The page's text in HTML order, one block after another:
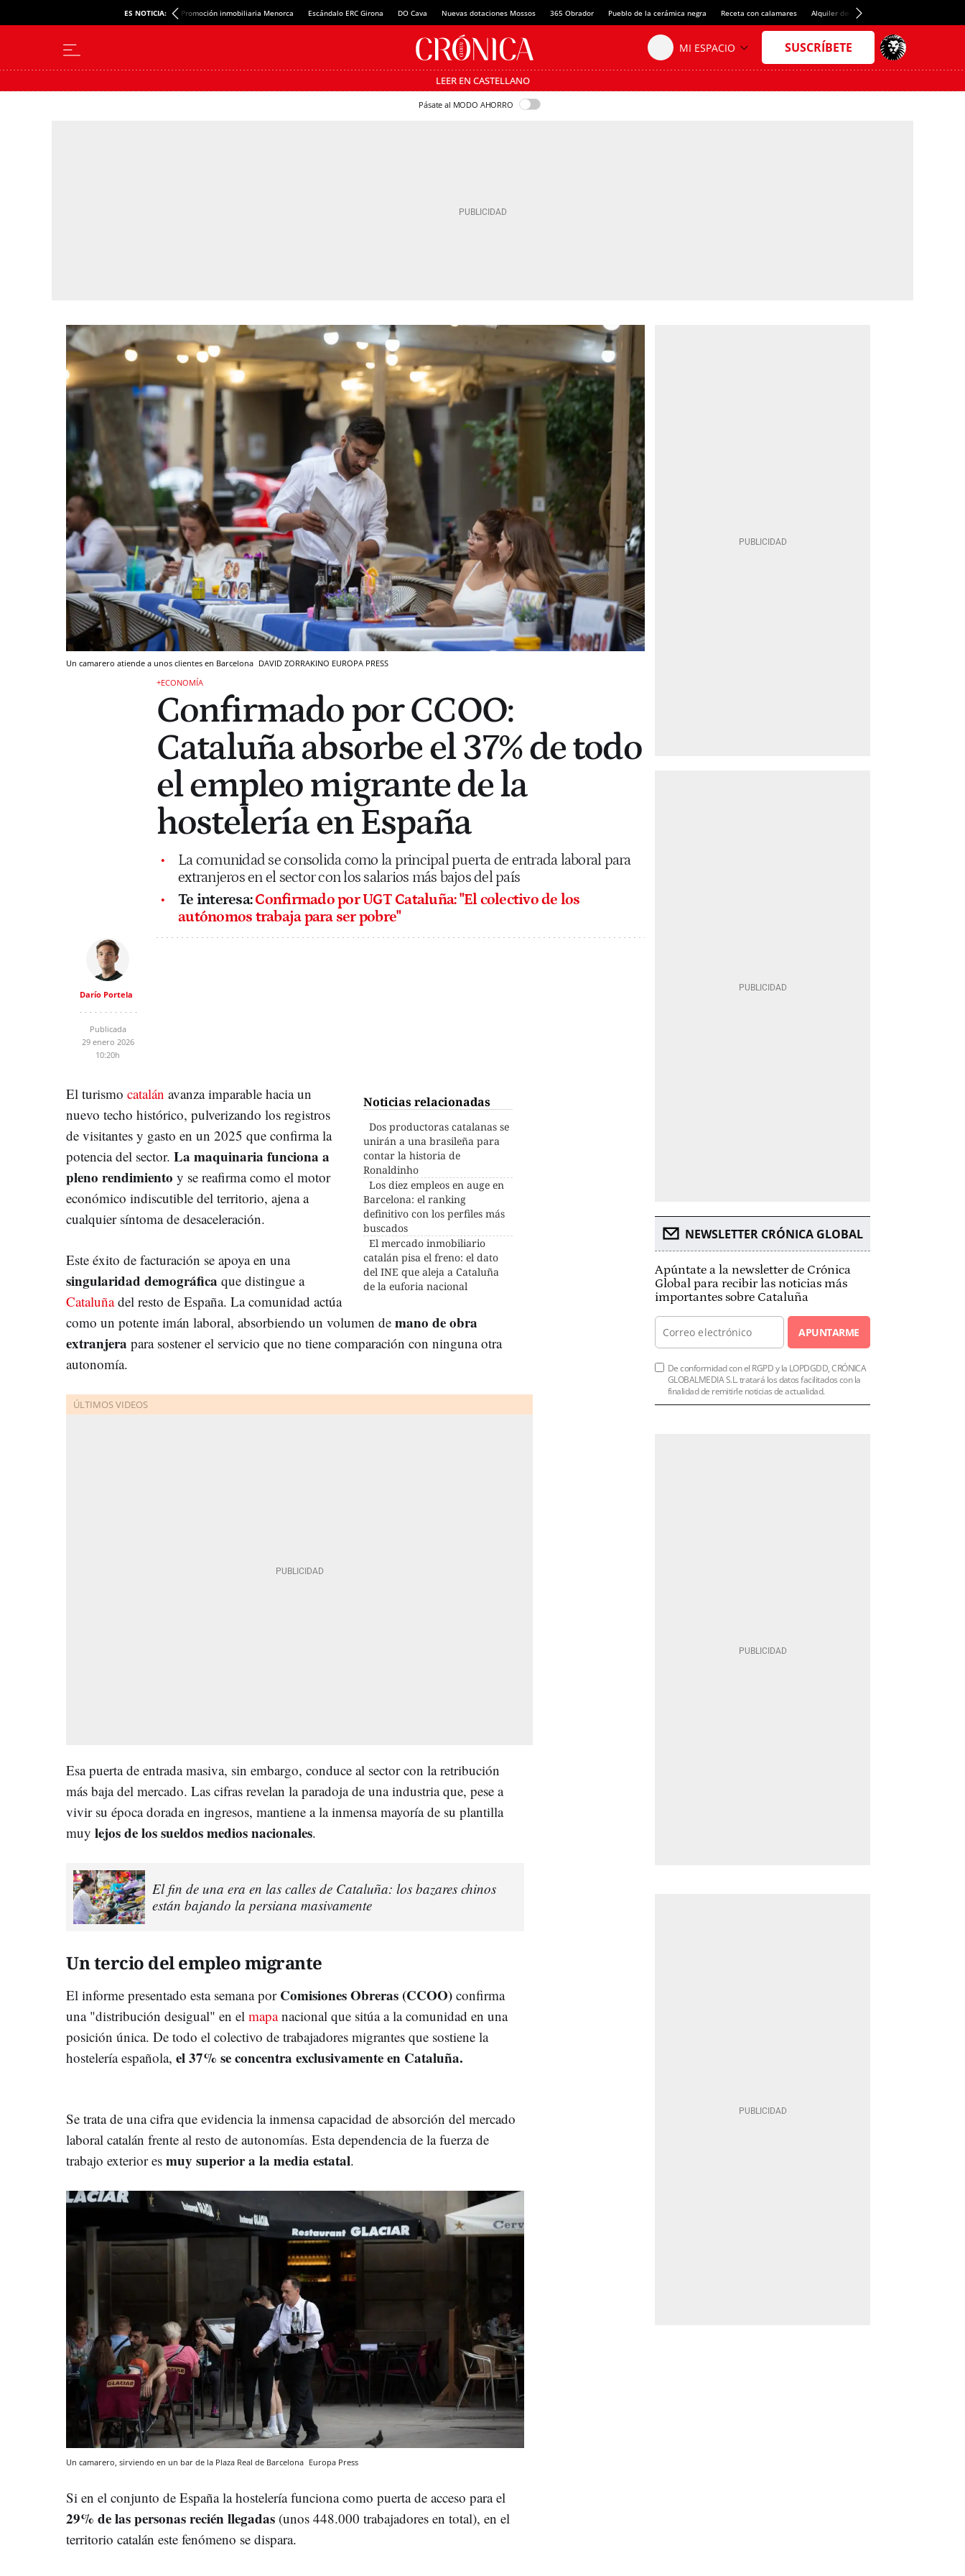
ES NOTICIA: Promoción inmobiliaria Menorca Escándalo ERC Girona DO Cava Nuevas dotaciones Mossos 365 Obrador Pueblo de la cerámica negra Receta con calamares Alquiler de habitaciones en España
LEER EN CASTELLANO
Pásate al MODO AHORRO
Un camarero atiende a unos clientes en Barcelona DAVID ZORRAKINO EUROPA PRESS
+ECONOMÍA
Confirmado por CCOO:
Cataluña absorbe el 37% de todo
el empleo migrante de la
hostelería en España
La comunidad se consolida como la principal puerta de entrada laboral para
extranjeros en el sector con los salarios más bajos del país
Te interesa:Confirmado por UGT Cataluña: "El colectivo de los
autónomos trabaja para ser pobre"
Darío Portela
Publicada
29 enero 2026
10:20h
Noticias relacionadas
Dos productoras catalanas se
unirán a una brasileña para
contar la historia de
Ronaldinho
Los diez empleos en auge en
Barcelona: el ranking
definitivo con los perfiles más
buscados
El mercado inmobiliario
catalán pisa el freno: el dato
del INE que aleja a Cataluña
de la euforia nacional
El turismo catalán avanza imparable hacia un
nuevo techo histórico, pulverizando los registros
de visitantes y gasto en un 2025 que confirma la
potencia del sector. La maquinaria funciona a
pleno rendimiento y se reafirma como el motor
económico indiscutible del territorio, ajena a
cualquier síntoma de desaceleración.
Este éxito de facturación se apoya en una
singularidad demográfica que distingue a
Cataluñadel resto de España. La comunidad actúa
como un potente imán laboral, absorbiendo un volumen de mano de obra
extranjera para sostener el servicio que no tiene comparación con ninguna otra
autonomía.
Esa puerta de entrada masiva, sin embargo, conduce al sector con la retribución
más baja del mercado. Las cifras revelan la paradoja de una industria que, pese a
vivir su época dorada en ingresos, mantiene a la inmensa mayoría de su plantilla
muy lejos de los sueldos medios nacionales.
El fin de una era en las calles de Cataluña: los bazares chinos
están bajando la persiana masivamente
Un tercio del empleo migrante
El informe presentado esta semana por Comisiones Obreras (CCOO) confirma
una "distribución desigual" en el mapanacional que sitúa a la comunidad en una
posición única. De todo el colectivo de trabajadores migrantes que sostiene la
hostelería española, el 37% se concentra exclusivamente en Cataluña.
Se trata de una cifra que evidencia la inmensa capacidad de absorción del mercado
laboral catalán frente al resto de autonomías. Esta dependencia de la fuerza de
trabajo exterior es muy superior a la media estatal.
Un camarero, sirviendo en un bar de la Plaza Real de Barcelona Europa Press
Si en el conjunto de España la hostelería funciona como puerta de acceso para el
29% de las personas recién llegadas (unos 448.000 trabajadores en total), en el
territorio catalán este fenómeno se dispara.
NEWSLETTER CRÓNICA GLOBAL
Apúntate a la newsletter de Crónica
Global para recibir las noticias más
importantes sobre Cataluña
APUNTARME
De conformidad con el RGPD y la LOPDGDD, CRÓNICA
GLOBALMEDIA S.L. tratará los datos facilitados con la
finalidad de remitirle noticias de actualidad.